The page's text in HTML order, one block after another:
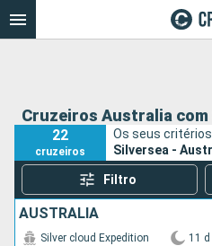
Cruzeiros Australia com
22
cruzeiros
Os seus
Silversea -
Filtro
AUSTRALIA
Silver cloud Expedition 11 d